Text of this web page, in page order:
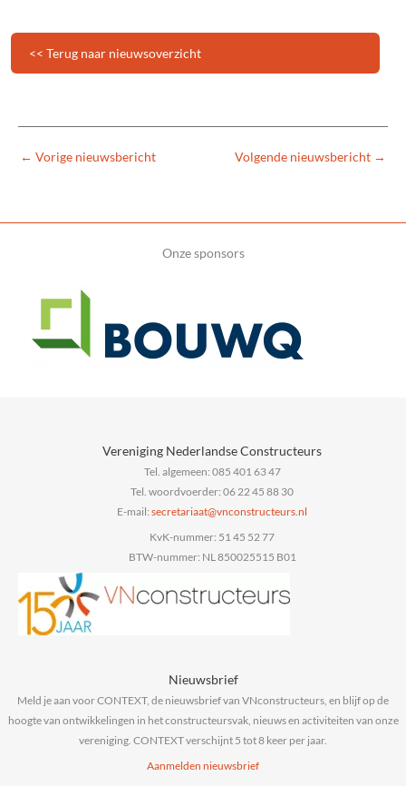
<< Terug naar nieuwsoverzicht
← Vorige nieuwsbericht Volgende nieuwsbericht →
Onze sponsors
Vereniging Nederlandse Constructeurs
Tel. algemeen: 085 401 63 47
Tel. woordvoerder: 06 22 45 88 30
E-mail:
ln.sruetcurtsnocnv
@taairaterces
KvK-nummer: 51 45 52 77
BTW-nummer: NL 850025515 B01
Nieuwsbrief
Meld je aan voor CONTEXT, de nieuwsbrief van VNconstructeurs, en blijf op de
hoogte van ontwikkelingen in het constructeursvak, nieuws en activiteiten van onze
vereniging. CONTEXT verschijnt 5 tot 8 keer per jaar.
Aanmelden nieuwsbrief